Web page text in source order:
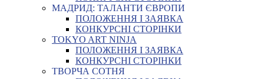
МАДРИД: ТАЛАНТИ ЄВРОПИ
ПОЛОЖЕННЯ І ЗАЯВКА
КОНКУРСНІ СТОРІНКИ
TOKYO ART NINJA
ПОЛОЖЕННЯ І ЗАЯВКА
КОНКУРСНІ СТОРІНКИ
ТВОРЧА СОТНЯ